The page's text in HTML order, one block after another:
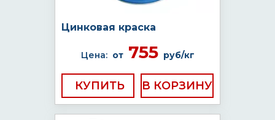
Цинковая краска
Цена: от755 руб/кг
КУПИТЬ